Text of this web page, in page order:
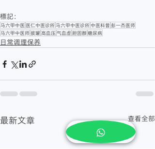
標記：
马六甲中医 医仁中医诊所马六甲中医诊所 中医科普 彭一杰医师
马六甲中医师 拔罐 高血压 气血虚 胆固醇糖尿病
日常调理保养
最新文章 查看全部